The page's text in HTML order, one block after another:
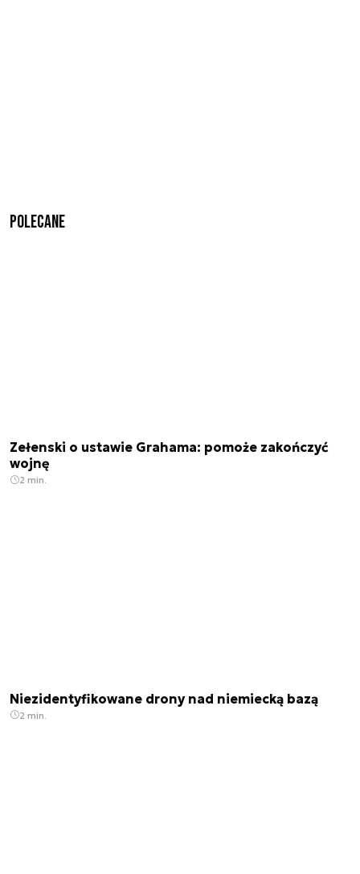
Polecane
Zełenski o ustawie Grahama: pomoże zakończyć
wojnę
2 min.
Niezidentyfikowane drony nad niemiecką bazą
2 min.